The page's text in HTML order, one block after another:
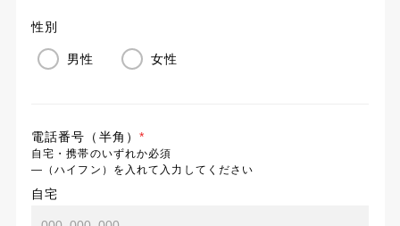
性別
男性 女性
電話番号（半角） *
自宅・携帯のいずれか必須
―（ハイフン）を入れて入力してください
自宅